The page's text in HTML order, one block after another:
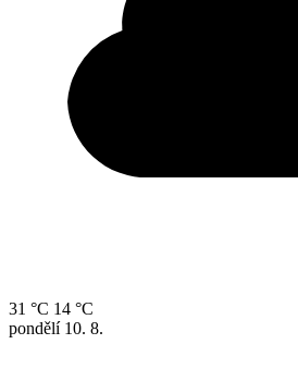
31 °C 14 °C
pondělí 10. 8.